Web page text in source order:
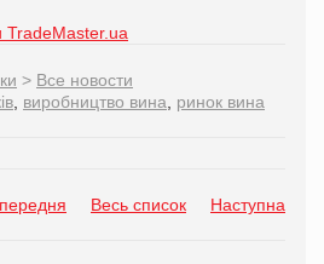
TradeMaster.ua
> Все новости
виробництво вина ринок вина
Весь список Наступна